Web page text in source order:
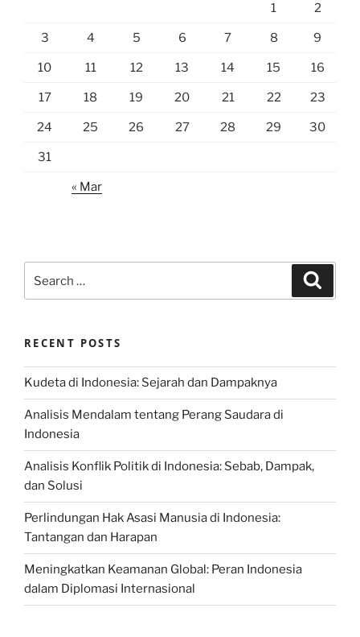
1 2
3 4 5 6 7 8 9
10 11 12 13 14 15 16
17 18 19 20 21 22 23
24 25 26 27 28 29 30
31
« Mar
for:
RECENT POSTS
Kudeta di Indonesia: Sejarah dan Dampaknya
Analisis Mendalam tentang Perang Saudara di
Indonesia
Analisis Konflik Politik di Indonesia: Sebab, Dampak,
dan Solusi
Perlindungan Hak Asasi Manusia di Indonesia:
Tantangan dan Harapan
Meningkatkan Keamanan Global: Peran Indonesia
dalam Diplomasi Internasional